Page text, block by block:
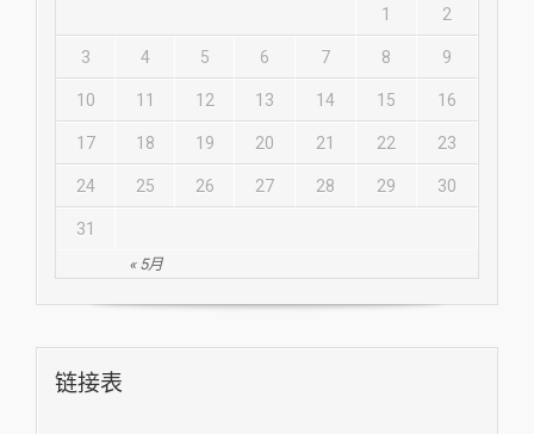
« 5月
1 2
3 4 5 6 7 8 9
10 11 12 13 14 15 16
17 18 19 20 21 22 23
24 25 26 27 28 29 30
31
链接表